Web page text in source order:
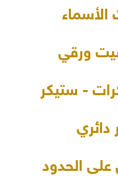
ورقي
- ستيكر
دائري
الحدود